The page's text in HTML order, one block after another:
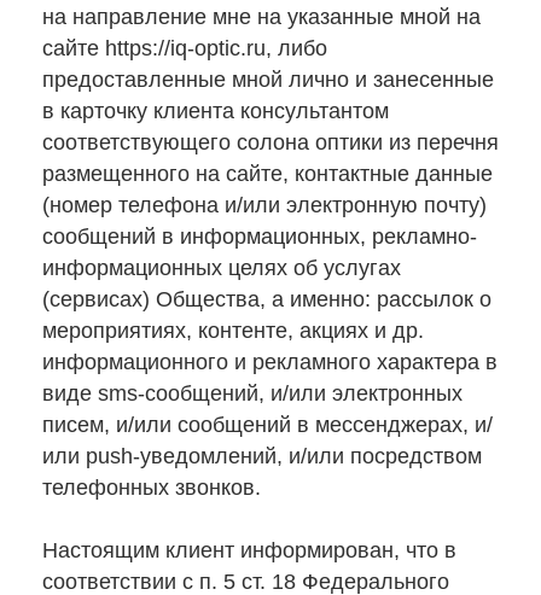
на направление мне на указанные мной на
сайте https://iq-optic.ru, либо
предоставленные мной лично и занесенные
в карточку клиента консультантом
соответствующего солона оптики из перечня
размещенного на сайте, контактные данные
(номер телефона и/или электронную почту)
сообщений в информационных, рекламно-
информационных целях об услугах
(сервисах) Общества, а именно: рассылок о
мероприятиях, контенте, акциях и др.
информационного и рекламного характера в
виде sms-сообщений, и/или электронных
писем, и/или сообщений в мессенджерах, и/
или push-уведомлений, и/или посредством
телефонных звонков.
Настоящим клиент информирован, что в
соответствии с п. 5 ст. 18 Федерального